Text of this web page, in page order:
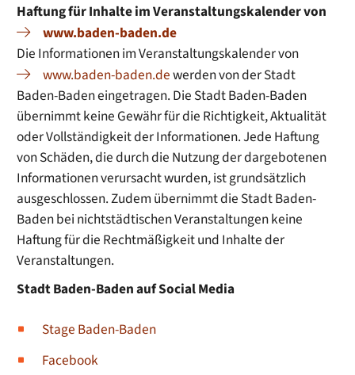
Haftung für Inhalte im Veranstaltungskalender von
www.baden-baden.de
Die Informationen im Veranstaltungskalender von
www.baden-baden.dewerden von der Stadt
Baden-Baden eingetragen. Die Stadt Baden-Baden
übernimmt keine Gewähr für die Richtigkeit, Aktualität
oder Vollständigkeit der Informationen. Jede Haftung
von Schäden, die durch die Nutzung der dargebotenen
Informationen verursacht wurden, ist grundsätzlich
ausgeschlossen. Zudem übernimmt die Stadt Baden-
Baden bei nichtstädtischen Veranstaltungen keine
Haftung für die Rechtmäßigkeit und Inhalte der
Veranstaltungen.
Stadt Baden-Baden auf Social Media
Stage Baden-Baden
Facebook